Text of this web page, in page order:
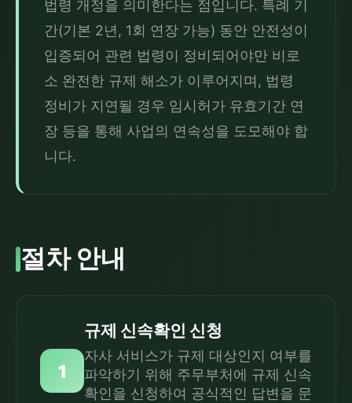
법령 개정을 의미한다는 점입니다. 특례 기
간(기본 2년, 1회 연장 가능) 동안 안전성이
입증되어 관련 법령이 정비되어야만 비로
소 완전한 규제 해소가 이루어지며, 법령
정비가 지연될 경우 임시허가 유효기간 연
장 등을 통해 사업의 연속성을 도모해야 합
니다.
절차 안내
1
규제 신속확인 신청
자사 서비스가 규제 대상인지 여부를
파악하기 위해 주무부처에 규제 신속
확인을 신청하여 공식적인 답변을 문